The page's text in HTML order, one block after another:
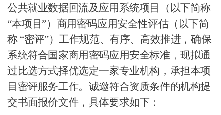
公共就业数据回流及应用系统项目（以下简称
“本项目”）商用密码应用安全性评估（以下简
称 “密评”）工作规范、有序、高效推进，确保
系统符合国家商用密码应用安全标准，现拟通
过比选方式择优选定一家专业机构，承担本项
目密评服务工作。诚邀符合资质条件的机构提
交书面报价文件，具体要求如下：